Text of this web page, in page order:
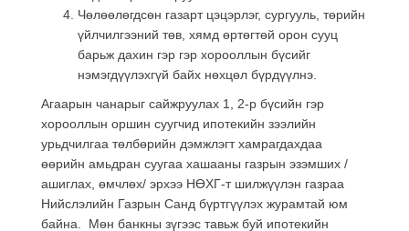
Чөлөөлөгдсөн газарт цэцэрлэг, сургууль, төрийн
үйлчилгээний төв, хямд өртөгтөй орон сууц
барьж дахин гэр гэр хорооллын бүсийг
нэмэгдүүлэхгүй байх нөхцөл бүрдүүлнэ.
Агаарын чанарыг сайжруулах 1, 2-р бүсийн гэр
хорооллын оршин суугчид ипотекийн зээлийн
урьдчилгаа төлбөрийн дэмжлэгт хамрагдахдаа
өөрийн амьдран суугаа хашааны газрын эзэмших /
ашиглах, өмчлөх/ эрхээ НӨХГ-т шилжүүлэн газраа
Нийслэлийн Газрын Санд бүртгүүлэх журамтай юм
байна. Мөн банкны зүгээс тавьж буй ипотекийн